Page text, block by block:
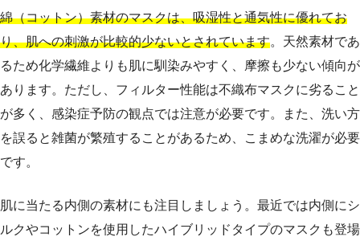
綿（コットン）素材のマスクは、吸湿性と通気性に優れてお
り、肌への刺激が比較的少ないとされています。天然素材であ
るため化学繊維よりも肌に馴染みやすく、摩擦も少ない傾向が
あります。ただし、フィルター性能は不織布マスクに劣ること
が多く、感染症予防の観点では注意が必要です。また、洗い方
を誤ると雑菌が繁殖することがあるため、こまめな洗濯が必要
です。
肌に当たる内側の素材にも注目しましょう。最近では内側にシ
ルクやコットンを使用したハイブリッドタイプのマスクも登場